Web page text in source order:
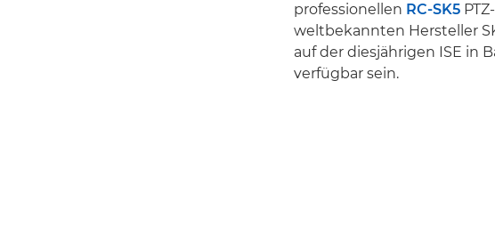
professionellen RC-SK5
weltbekannten Hersteller
auf der diesjährigen ISE in
verfügbar sein.